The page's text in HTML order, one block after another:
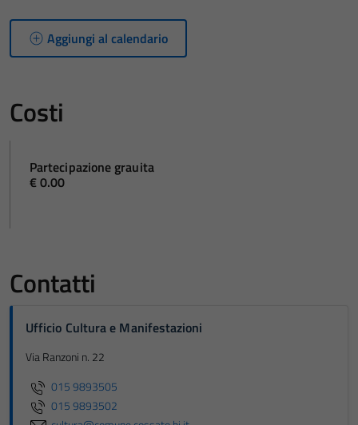
Aggiungi al calendario
Costi
Partecipazione grauita
€ 0.00
Contatti
Ufficio Cultura e Manifestazioni
Via Ranzoni n. 22
015 9893505
015 9893502